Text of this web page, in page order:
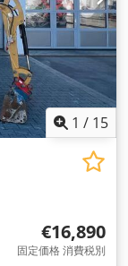
1 / 15
€16,890
固定価格 消費税別